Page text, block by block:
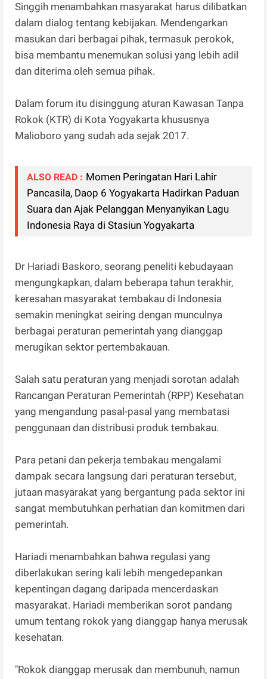
Singgih menambahkan masyarakat harus dilibatkan
dalam dialog tentang kebijakan. Mendengarkan
masukan dari berbagai pihak, termasuk perokok,
bisa membantu menemukan solusi yang lebih adil
dan diterima oleh semua pihak.
Dalam forum itu disinggung aturan Kawasan Tanpa
Rokok (KTR) di Kota Yogyakarta khususnya
Malioboro yang sudah ada sejak 2017.
ALSO READ : Momen Peringatan Hari Lahir
Pancasila, Daop 6 Yogyakarta Hadirkan Paduan
Suara dan Ajak Pelanggan Menyanyikan Lagu
Indonesia Raya di Stasiun Yogyakarta
Dr Hariadi Baskoro, seorang peneliti kebudayaan
mengungkapkan, dalam beberapa tahun terakhir,
keresahan masyarakat tembakau di Indonesia
semakin meningkat seiring dengan munculnya
berbagai peraturan pemerintah yang dianggap
merugikan sektor pertembakauan.
Salah satu peraturan yang menjadi sorotan adalah
Rancangan Peraturan Pemerintah (RPP) Kesehatan
yang mengandung pasal-pasal yang membatasi
penggunaan dan distribusi produk tembakau.
Para petani dan pekerja tembakau mengalami
dampak secara langsung dari peraturan tersebut,
jutaan masyarakat yang bergantung pada sektor ini
sangat membutuhkan perhatian dan komitmen dari
pemerintah.
Hariadi menambahkan bahwa regulasi yang
diberlakukan sering kali lebih mengedepankan
kepentingan dagang daripada mencerdaskan
masyarakat. Hariadi memberikan sorot pandang
umum tentang rokok yang dianggap hanya merusak
kesehatan.
"Rokok dianggap merusak dan membunuh, namun